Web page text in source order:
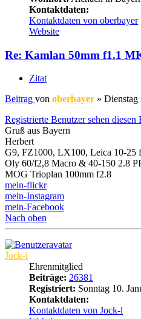
Kontaktdaten:
Kontaktdaten von oberbayer
Website
Re: Kamlan 50mm f1.1
Zitat
Beitrag von oberbayer »
Registrierte Benutzer sehen diesen
Gruß aus Bayern
Herbert
G9, FZ1000, LX100, Leica 10-25
Oly 60/f2,8 Macro & 40-150 2.8
MOG Trioplan 100mm f2.8
mein-flickr
mein-Instagram
mein-Facebook
Nach oben
Jock-l
Ehrenmitglied
Beiträge: 26381
Registriert: Sonntag 10.
Kontaktdaten:
Kontaktdaten von Jock-l